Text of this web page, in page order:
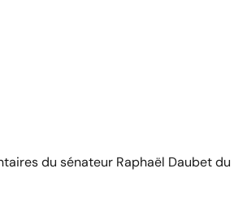
du sénateur Raphaël Daubet du